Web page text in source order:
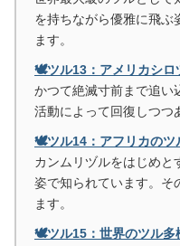
を持ちながら優雅に飛ぶ
ます。
🕊️ツル13：アメリカシ
かつて絶滅寸前まで追い
活動によって回復しつつ
🕊️ツル14：アフリカの
カンムリヅルをはじめと
姿で知られています。そ
ます。
🕊️ツル15：世界のツル多